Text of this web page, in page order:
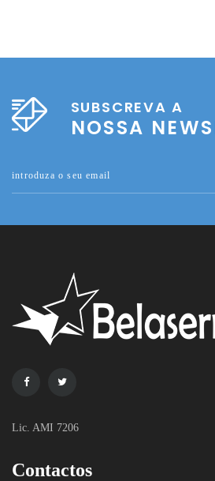
SUBSCREVA A
NOSSA
Lic. AMI 7206
Contactos